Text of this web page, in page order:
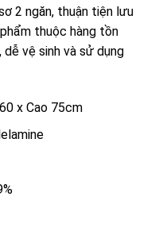
2 ngăn, thuận tiện lưu
thuộc hàng tồn
dễ vệ sinh và sử dụng
x Cao 75cm